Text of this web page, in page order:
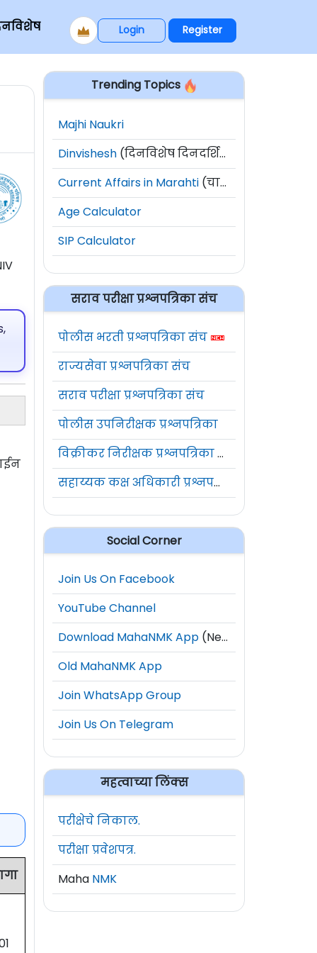
Login Register
Trending Topics
Majhi Naukri
Dinvishesh (दिनविशेष दिनदर्शिका)
Current Affairs in Marahti (चालू घडामोडी)
Age Calculator
SIP Calculator
सराव परीक्षा प्रश्नपत्रिका संच
पोलीस भरती प्रश्नपत्रिका संच
राज्यसेवा प्रश्नपत्रिका संच
सराव परीक्षा प्रश्नपत्रिका संच
पोलीस उपनिरीक्षक प्रश्नपत्रिका
विक्रीकर निरीक्षक प्रश्नपत्रिका संच
सहाय्यक कक्ष अधिकारी प्रश्नपत्रिका संच
Social Corner
Join Us On Facebook
YouTube Channel
Download MahaNMK App (New)
Old MahaNMK App
Join WhatsApp Group
Join Us On Telegram
महत्वाच्या लिंक्स
परीक्षेचे निकाल.
परीक्षा प्रवेशपत्र.
Maha NMK